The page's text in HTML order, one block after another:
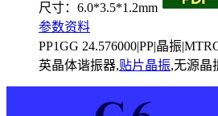
尺寸：6.0*3.5*1.2mm
参数资料
PP1GG 24.576000|PP|晶振
英晶体谐振器,贴片晶振,无源晶